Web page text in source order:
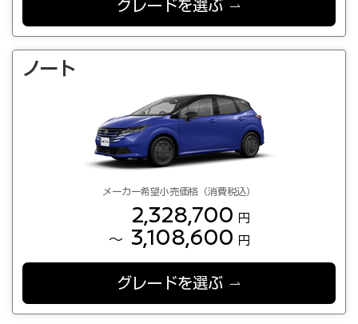
グレードを選ぶ
ノート
メーカー希望小売価格（消費税込）
2,328,700 円
～ 3,108,600 円
グレードを選ぶ